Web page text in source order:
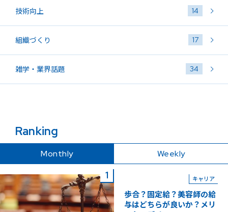
技術向上 14
組織づくり 17
雑学・業界話題 34
Ranking
Monthly Weekly
キャリア
歩合？固定給？美容師の給
与はどちらが良いか？メリ